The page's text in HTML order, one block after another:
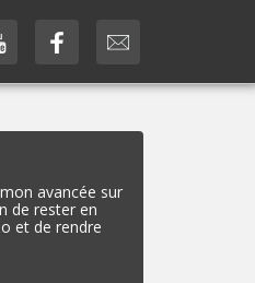
avancée sur
de rester en
et de rendre